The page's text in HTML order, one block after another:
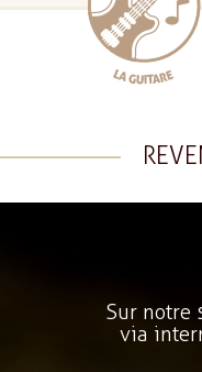
Sur notre
via